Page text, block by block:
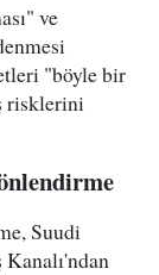
ve
"böyle bir
risklerini
Suudi